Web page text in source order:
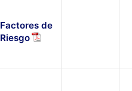
Factores de
Riesgo